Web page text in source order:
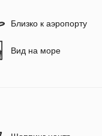
Близко к аэропорту
Вид на море